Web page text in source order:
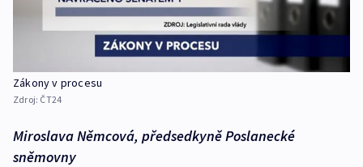
Zákony v procesu
Zdroj: ČT24
Miroslava Němcová, předsedkyně Poslanecké
sněmovny